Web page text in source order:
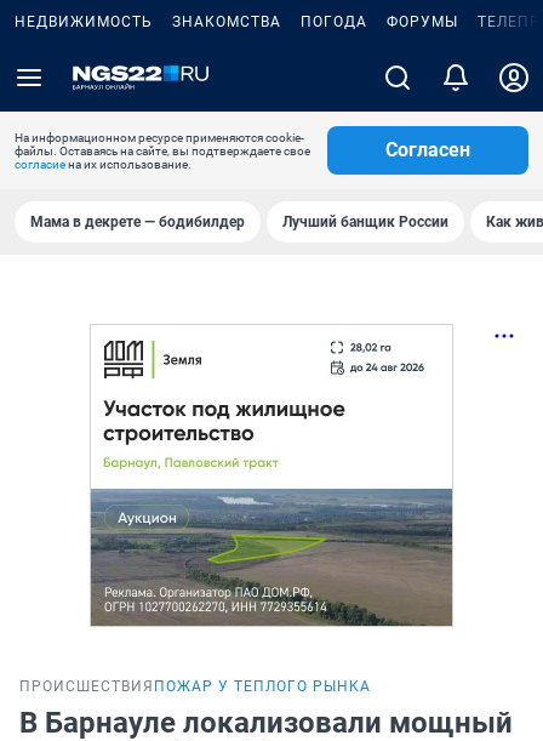
НЕДВИЖИМОСТЬ ЗНАКОМСТВА ПОГОДА ФОРУМЫ
На информационном ресурсе применяются cookie-
файлы. Оставаясь на сайте, вы подтверждаете свое
согласиена их использование.
Согласен
Мама в декрете — бодибилдер Лучший банщик России Как
ПРОИСШЕСТВИЯ ПОЖАР У ТЕПЛОГО РЫНКА
В Барнауле локализовали мощный